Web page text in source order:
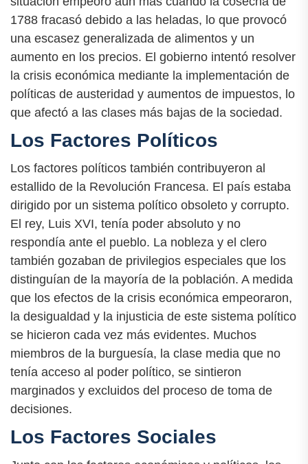
1788 fracasó debido a las heladas, lo que provocó
una escasez generalizada de alimentos y un
aumento en los precios. El gobierno intentó resolver
la crisis económica mediante la implementación de
políticas de austeridad y aumentos de impuestos, lo
que afectó a las clases más bajas de la sociedad.
Los Factores Políticos
Los factores políticos también contribuyeron al
estallido de la Revolución Francesa. El país estaba
dirigido por un sistema político obsoleto y corrupto.
El rey, Luis XVI, tenía poder absoluto y no
respondía ante el pueblo. La nobleza y el clero
también gozaban de privilegios especiales que los
distinguían de la mayoría de la población. A medida
que los efectos de la crisis económica empeoraron,
la desigualdad y la injusticia de este sistema político
se hicieron cada vez más evidentes. Muchos
miembros de la burguesía, la clase media que no
tenía acceso al poder político, se sintieron
marginados y excluidos del proceso de toma de
decisiones.
Los Factores Sociales